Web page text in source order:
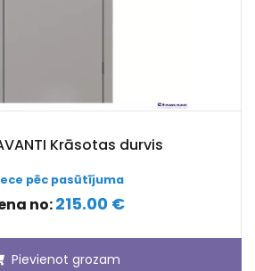
Krāsotas durvis
pēc pasūtījuma
no:215.00 €
Pievienot grozam